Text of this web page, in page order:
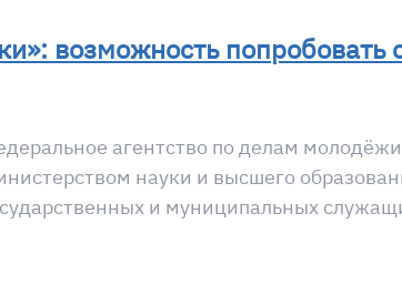
возможность попробовать
агентство по делам
науки и высшего
и муниципальных